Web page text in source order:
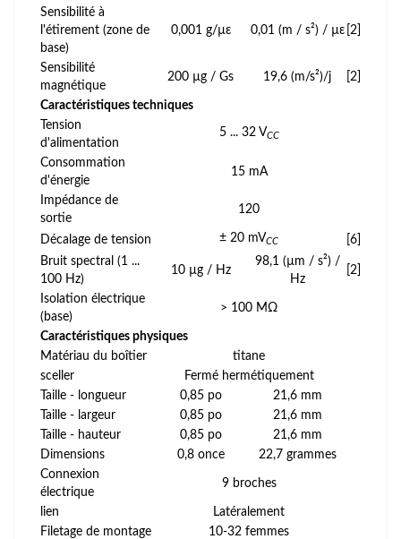
Sensibilité à
l'étirement (zone de
base)
0,001 g/µε 0,01 (m / s²) / µε [2]
Sensibilité
magnétique
200 µg / Gs 19,6 (m/s²)/j [2]
Caractéristiques techniques
Tension
d'alimentation
5 ... 32 VCC
Consommation
d'énergie
15 mA
Impédance de
sortie
120
Décalage de tension ± 20 mVCC
[6]
Bruit spectral (1 ...
100 Hz)
10 µg / Hz
98,1 (µm / s²) /
Hz
[2]
Isolation électrique
(base)
> 100 MΩ
Caractéristiques physiques
Matériau du boîtier
titane
sceller
Fermé hermétiquement
Taille - longueur
0,85 po
21,6 mm
Taille - largeur
0,85 po
21,6 mm
Taille - hauteur
0,85 po
21,6 mm
Dimensions
0,8 once
22,7 grammes
Connexion
électrique
9 broches
lien
Latéralement
Filetage de montage
10-32 femmes